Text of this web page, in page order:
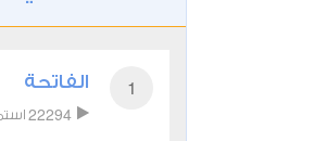
1 الفاتحة
22294